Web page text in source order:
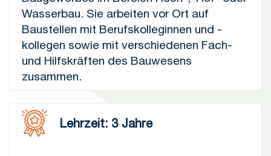
Wasserbau. Sie arbeiten vor Ort auf
Baustellen mit Berufskolleginnen und -
kollegen sowie mit verschiedenen Fach-
und Hilfskräften des Bauwesens
zusammen.
Lehrzeit: 3 Jahre